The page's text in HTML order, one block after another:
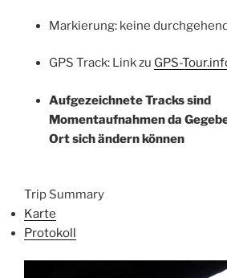
Markierung: keine
GPS Track: Link zu GPS-
Aufgezeichnete Tracks sind
Momentaufnahmen da
Ort sich ändern können
Trip Summary
Karte
Protokoll